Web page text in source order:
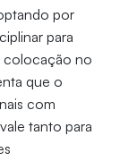
por
para
colocação no
que o
com
tanto para